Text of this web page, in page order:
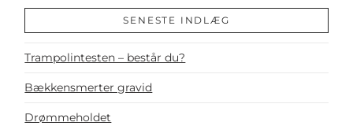
SENESTE INDLÆG
Trampolintesten – består du?
Bækkensmerter gravid
Drømmeholdet